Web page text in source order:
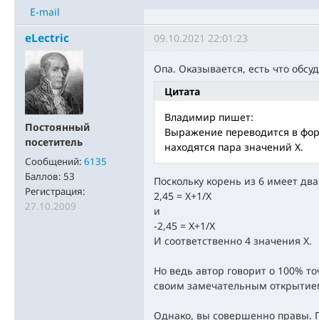
E-mail
eLectric
Постоянный
посетитель
Сообщений: 6135
Баллов: 53
Регистрация:
27.10.2009
09.10.2021 22:01:23
Опа. Оказывается, есть что
Цитата
Владимир пишет:
Выражение переводится в
находятся пара значений Х.
Поскольку корень из 6 имеет
2,45 = Х+1/Х
и
-2,45 = Х+1/Х
И соответственно 4 значения Х.
Но ведь автор говорит о 100%
своим замечательным
Однако, вы совершенно правы.